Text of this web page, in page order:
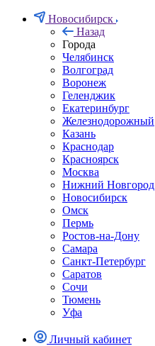
Новосибирск
Назад
Города
Челябинск
Волгоград
Воронеж
Геленджик
Екатеринбург
Железнодорожный
Казань
Краснодар
Красноярск
Москва
Нижний Новгород
Новосибирск
Омск
Пермь
Ростов-на-Дону
Самара
Санкт-Петербург
Саратов
Сочи
Тюмень
Уфа
Личный кабинет